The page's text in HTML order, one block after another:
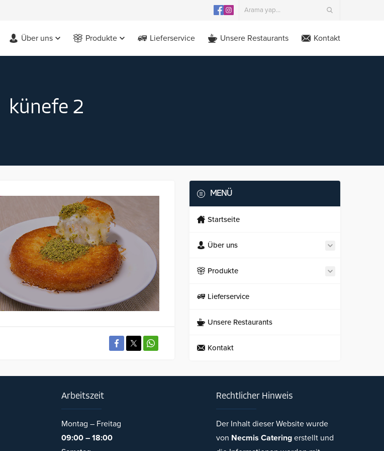
Über uns Produkte Lieferservice Unsere Restaurants Kontakt
künefe 2
MENÜ
Startseite
Über uns
Produkte
Lieferservice
Unsere Restaurants
Kontakt
Arbeitszeit
Montag – Freitag
09:00 – 18:00
Rechtlicher Hinweis
Der Inhalt dieser Website wurde
von Necmis Cateringerstellt und
Necmi's Catering